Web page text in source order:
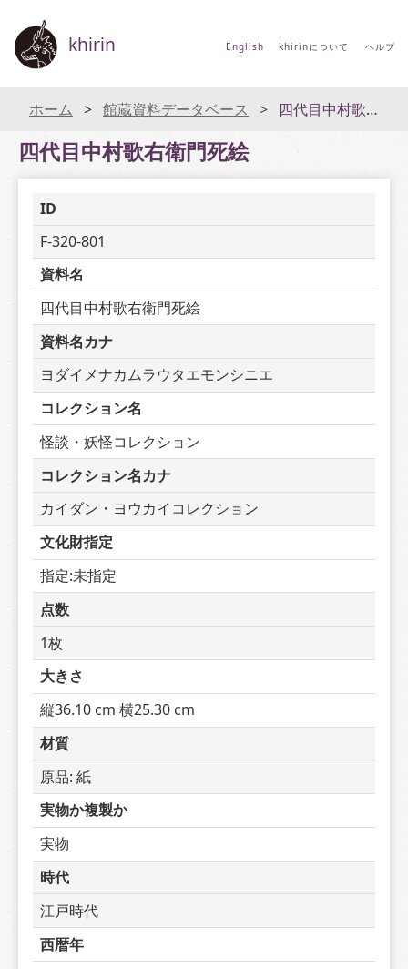
khirin English khirinについて ヘルプ
ホーム 館蔵資料データベース 四代目中村歌右衛門死絵
四代目中村歌右衛門死絵
ID
F-320-801
資料名
四代目中村歌右衛門死絵
資料名カナ
ヨダイメナカムラウタエモンシニエ
コレクション名
怪談・妖怪コレクション
コレクション名カナ
カイダン・ヨウカイコレクション
文化財指定
指定:未指定
点数
1枚
大きさ
縦36.10 cm 横25.30 cm
材質
原品: 紙
実物か複製か
実物
時代
江戸時代
西暦年